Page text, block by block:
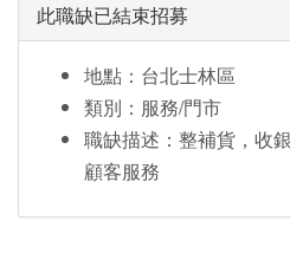
此職缺已結束招募
地點：台北士林區
類別：服務/門市
職缺描述：整補貨，收
顧客服務